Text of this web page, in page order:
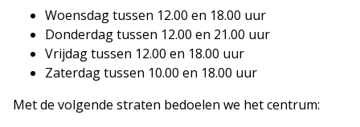
Woensdag tussen 12.00 en 18.00 uur
Donderdag tussen 12.00 en 21.00 uur
Vrijdag tussen 12.00 en 18.00 uur
Zaterdag tussen 10.00 en 18.00 uur
Met de volgende straten bedoelen we het centrum: